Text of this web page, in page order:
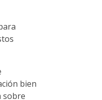
bien
sobre